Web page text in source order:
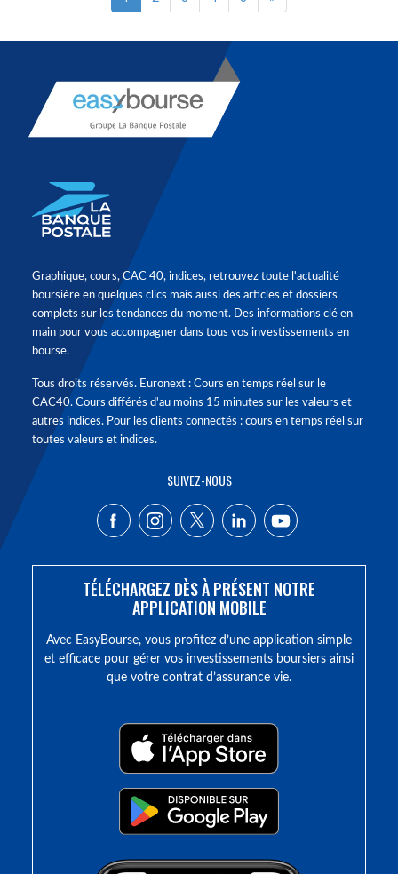
Graphique, cours, CAC 40, indices, retrouvez toute l'actualité
boursière en quelques clics mais aussi des articles et dossiers
complets sur les tendances du moment. Des informations clé en
main pour vous accompagner dans tous vos investissements en
bourse.
Tous droits réservés. Euronext : Cours en temps réel sur le
CAC40. Cours différés d'au moins 15 minutes sur les valeurs et
autres indices. Pour les clients connectés : cours en temps réel sur
toutes valeurs et indices.
SUIVEZ-NOUS
TÉLÉCHARGEZ DÈS À PRÉSENT NOTRE
APPLICATION MOBILE
Avec EasyBourse, vous profitez d’une application simple
et efficace pour gérer vos investissements boursiers ainsi
que votre contrat d’assurance vie.